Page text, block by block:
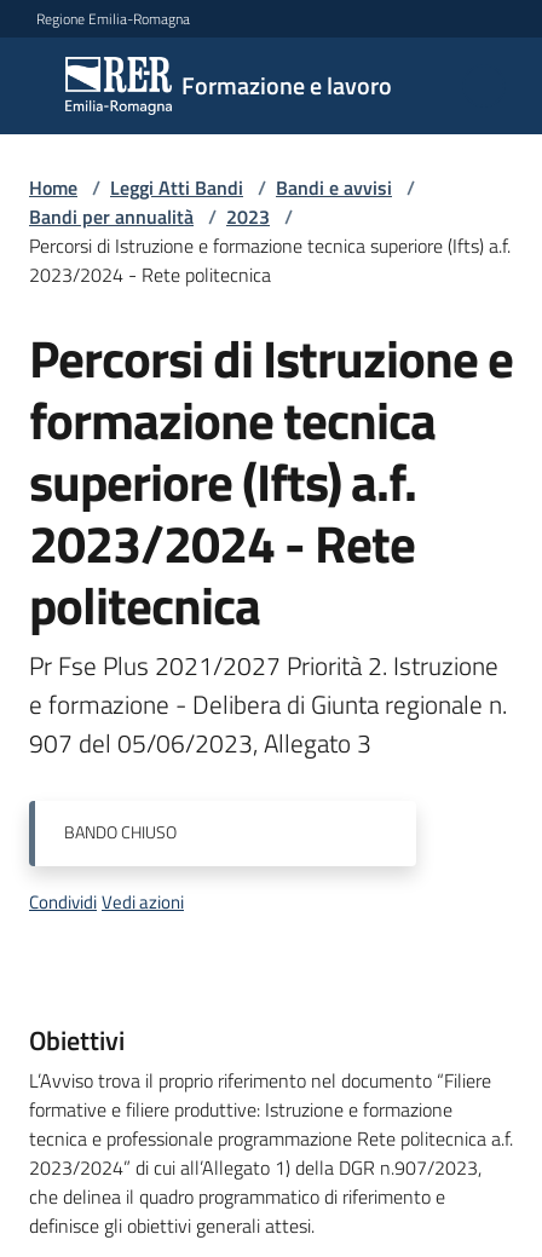
Vai al contenuto
Vai alla navigazione
Vai al footer
Regione Emilia-Romagna
Formazione e lavoro
Formazione
e lavoro
Argomenti
Servizi
Leggi
Atti
Bandi
Piani
Programmi
Progetti
Fondo
sociale
su
Home / Leggi Atti Bandi / Bandi e avvisi /
Bandi per annualità / 2023 /
Percorsi di Istruzione e formazione tecnica superiore (Ifts) a.f.
2023/2024 - Rete politecnica
Salta al contenuto
Percorsi di Istruzione e
formazione tecnica
superiore (Ifts) a.f.
2023/2024 - Rete
politecnica
Pr Fse Plus 2021/2027 Priorità 2. Istruzione
e formazione - Delibera di Giunta regionale n.
907 del 05/06/2023, Allegato 3
BANDOCHIUSO
CondividiVedi azioni
Descrizione
Obiettivi
L’Avviso trova il proprio riferimento nel documento “Filiere
formative e filiere produttive: Istruzione e formazione
tecnica e professionale programmazione Rete politecnica a.f.
2023/2024” di cui all’Allegato 1) della DGR n.907/2023,
che delinea il quadro programmatico di riferimento e
definisce gli obiettivi generali attesi.